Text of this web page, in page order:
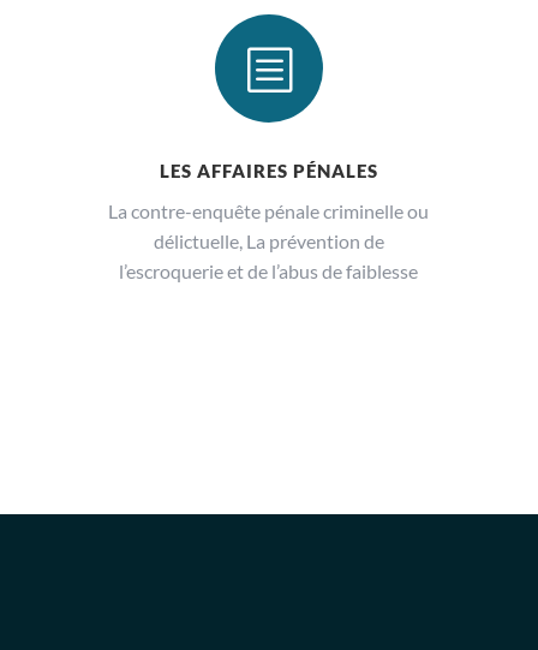
b
LES AFFAIRES PÉNALES
La contre-enquête pénale criminelle ou
délictuelle, La prévention de
l’escroquerie et de l’abus de faiblesse